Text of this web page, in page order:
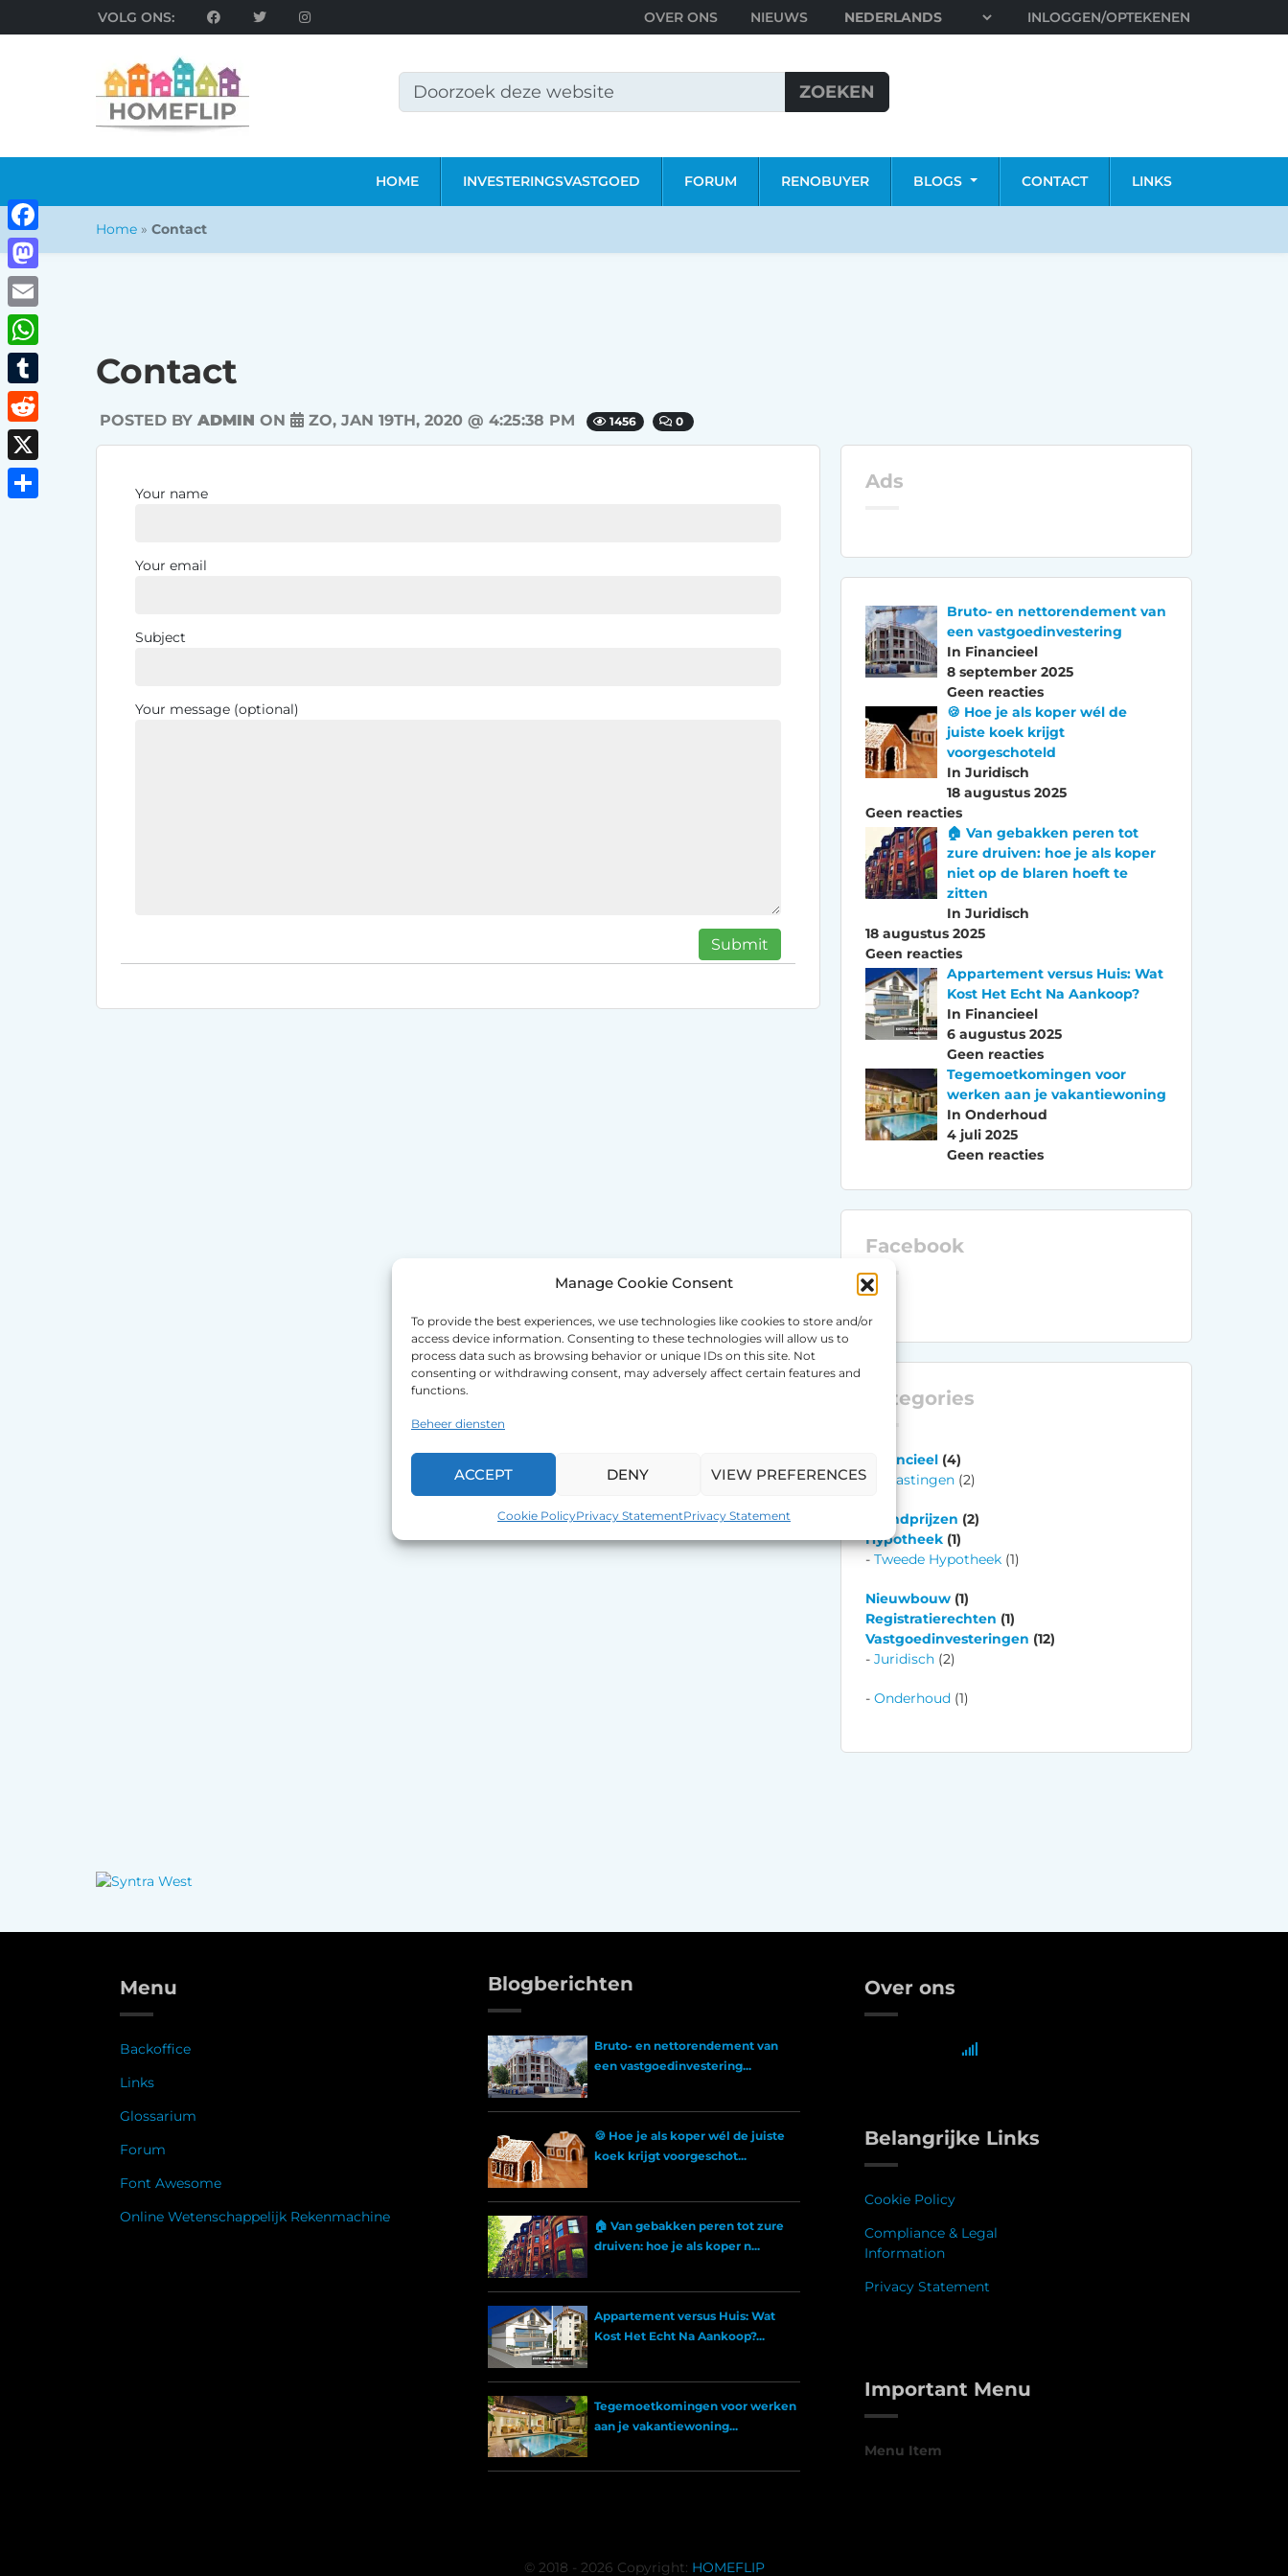
Manage Cookie Consent
To provide the best experiences, we use technologies like cookies to store and/or
access device information. Consenting to these technologies will allow us to
process data such as browsing behavior or unique IDs on this site. Not
consenting or withdrawing consent, may adversely affect certain features and
functions.
Beheer diensten
ACCEPT DENY VIEW PREFERENCES
Cookie PolicyPrivacy StatementPrivacy Statement
VOLG ONS: OVER ONS NIEUWS INLOGGEN/OPTEKENEN
ZOEKEN
HOME INVESTERINGSVASTGOED FORUM RENOBUYER BLOGS CONTACT LINKS
Home » Contact
Contact
POSTED BY ADMIN ON ZO, JAN 19TH, 2020 @ 4:25:38 PM 1456 0
Your name
Your email
Subject
Your message (optional)
Ads
Bruto- en nettorendement van
een vastgoedinvestering
In Financieel
8 september 2025
Geen reacties
🍪 Hoe je als koper wél de
juiste koek krijgt
voorgeschoteld
In Juridisch
18 augustus 2025
Geen reacties
🏠 Van gebakken peren tot
zure druiven: hoe je als koper
niet op de blaren hoeft te
zitten
In Juridisch
18 augustus 2025
Geen reacties
Appartement versus Huis: Wat
Kost Het Echt Na Aankoop?
In Financieel
6 augustus 2025
Geen reacties
Tegemoetkomingen voor
werken aan je vakantiewoning
In Onderhoud
4 juli 2025
Geen reacties
Facebook
Categories
Financieel(4)
Belastingen(2)
Grondprijzen (2)
Hypotheek(1)
Tweede Hypotheek(1)
Nieuwbouw(1)
Registratierechten (1)
Vastgoedinvesteringen (12)
Juridisch(2)
Onderhoud(1)
Menu
Backoffice
Links
Glossarium
Forum
Font Awesome
Online Wetenschappelijk Rekenmachine
Blogberichten
Bruto- en nettorendement van
een vastgoedinvestering...
🍪 Hoe je als koper wél de juiste
koek krijgt voorgeschot...
🏠 Van gebakken peren tot zure
druiven: hoe je als koper n...
Appartement versus Huis: Wat
Kost Het Echt Na Aankoop?...
Tegemoetkomingen voor werken
aan je vakantiewoning...
Over ons
Belangrijke Links
Cookie Policy
Compliance & Legal
Information
Privacy Statement
Important Menu
Menu Item
© 2018 - 2026 Copyright: HOMEFLIP
Facebook
Mastodon
Email
WhatsApp
Tumblr
Reddit
X